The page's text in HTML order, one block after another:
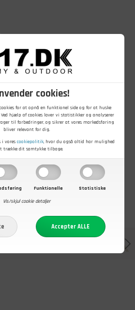
cookies!
for at opnå en funktionel side og for at huske
hjælp af cookies laver vi statistikker og analyserer
til forbedringer, og sikrer at vores markedsføring
bliver relevant for dig.
i vores cookiepolitik, hvor du også altid har mulighed
trække dit samtykke tilbage.
Funktionelle
Statistiske
Vis/skjul cookie detaljer
49,00DKK
Militærseler
Militær,
Ubrugte
På lager - Køb nu
349,00DKK
Opbevaringstaske,